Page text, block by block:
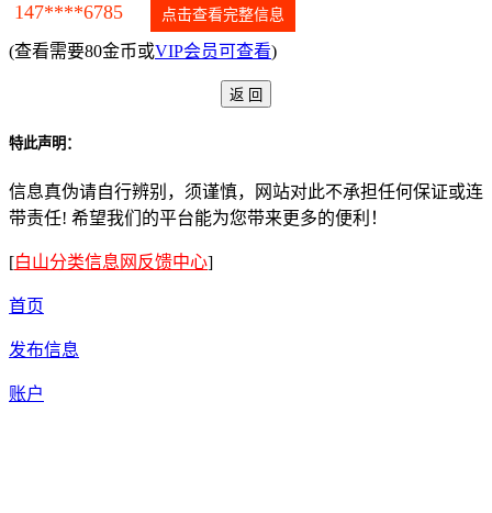
147****6785 点击查看完整信息
(查看需要80金币或VIP会员可查看)
特此声明：
信息真伪请自行辨别，须谨慎，网站对此不承担任何保证或连
带责任! 希望我们的平台能为您带来更多的便利！
[白山分类信息网反馈中心]
首页
发布信息
账户